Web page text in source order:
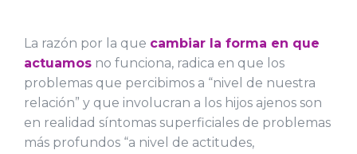
La razón por la que cambiar la forma en que
actuamos no funciona, radica en que los
problemas que percibimos a “nivel de nuestra
relación” y que involucran a los hijos ajenos son
en realidad síntomas superficiales de problemas
más profundos “a nivel de actitudes,